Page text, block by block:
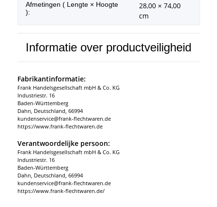
Afmetingen ( Lengte × Hoogte
):
28,00 × 74,00
cm
Informatie over productveiligheid
Fabrikantinformatie:
Frank Handelsgesellschaft mbH & Co. KG
Industriestr. 16
Baden-Württemberg
Dahn, Deutschland, 66994
kundenservice@frank-flechtwaren.de
https://www.frank-flechtwaren.de
Verantwoordelijke persoon:
Frank Handelsgesellschaft mbH & Co. KG
Industriestr. 16
Baden-Württemberg
Dahn, Deutschland, 66994
kundenservice@frank-flechtwaren.de
https://www.frank-flechtwaren.de/